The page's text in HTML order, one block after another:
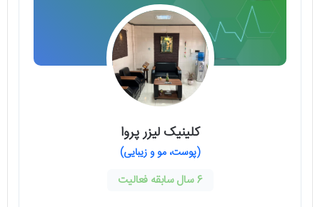
کلینیک لیزر پروا
(پوست، مو و زیبایی)
6 سال سابقه فعالیت